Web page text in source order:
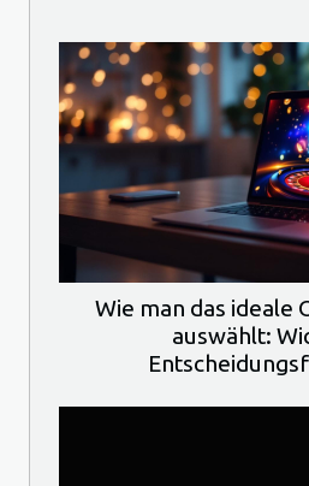
Wie man das ideale
auswählt: